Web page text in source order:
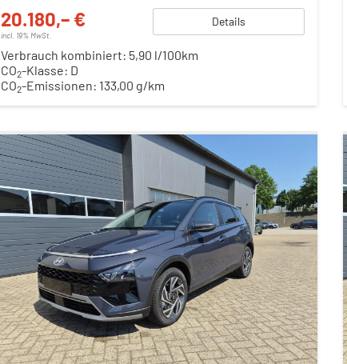
20.180,– €
incl. 19% MwSt.
Details
Verbrauch kombiniert: 5,90 l/100km
CO2-Klasse: D
CO2-Emissionen: 133,00 g/km